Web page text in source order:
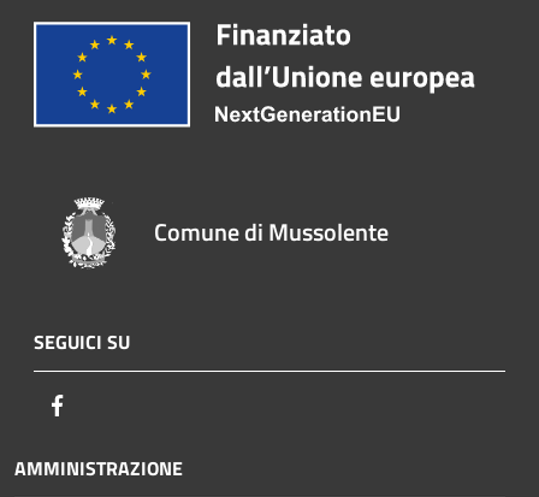
Comune di Mussolente
SEGUICI SU
AMMINISTRAZIONE